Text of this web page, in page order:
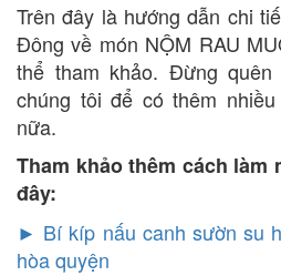
Trên đây là hướng dẫn chi
Đông về món NỘM RAU
thể tham khảo. Đừng
chúng tôi để có thêm
nữa.
Tham khảo thêm cách làm
đây:
► Bí kíp nấu canh sườn su
hòa quyện